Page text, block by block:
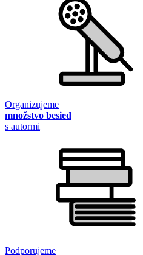
Organizujeme
množstvo besied
s autormi
Podporujeme